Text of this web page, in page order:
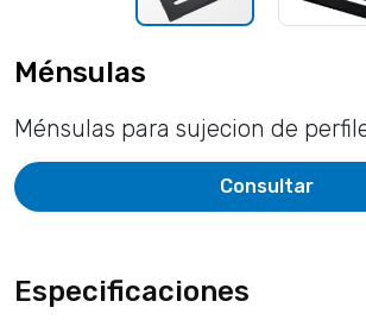
Ménsulas
Ménsulas para sujecion de
Consultar
Especificaciones